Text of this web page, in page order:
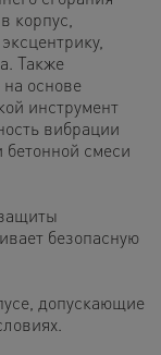
корпус,
Также
основе
инструмент
вибрации
бетонной смеси
безопасную
допускающие